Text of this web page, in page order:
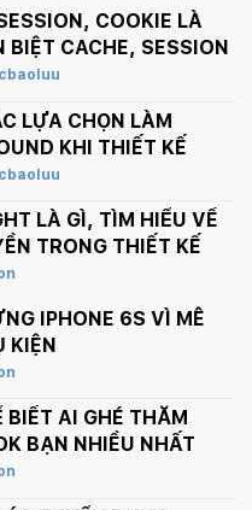
COOKIE LÀ
BIỆT CACHE, SESSION
LỰA CHỌN LÀM
KHI THIẾT KẾ
LÀ GÌ, TÌM HIỂU VỀ
TRONG THIẾT KẾ
IPHONE 6S VÌ MÊ
KIỆN
BIẾT AI GHÉ THĂM
BẠN NHIỀU NHẤT